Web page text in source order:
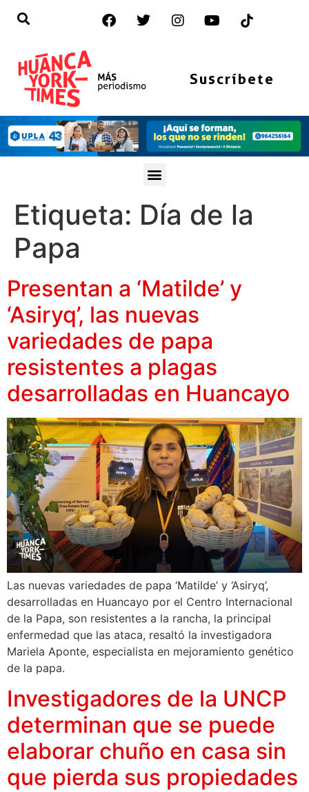
Suscríbete
Etiqueta: Día de la
Papa
Presentan a ‘Matilde’ y
‘Asiryq’, las nuevas
variedades de papa
resistentes a plagas
desarrolladas en Huancayo
Las nuevas variedades de papa ‘Matilde’ y ‘Asiryq’,
desarrolladas en Huancayo por el Centro Internacional
de la Papa, son resistentes a la rancha, la principal
enfermedad que las ataca, resaltó la investigadora
Mariela Aponte, especialista en mejoramiento genético
de la papa.
Investigadores de la UNCP
determinan que se puede
elaborar chuño en casa sin
que pierda sus propiedades